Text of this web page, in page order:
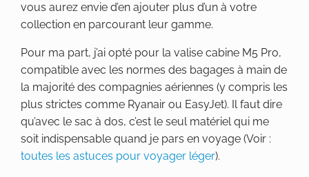
vous aurez envie d’en ajouter plus d’un à votre
collection en parcourant leur gamme.
Pour ma part, j’ai opté pour la valise cabine M5 Pro,
compatible avec les normes des bagages à main de
la majorité des compagnies aériennes (y compris les
plus strictes comme Ryanair ou EasyJet). Il faut dire
qu’avec le sac à dos, c’est le seul matériel qui me
soit indispensable quand je pars en voyage (Voir :
toutes les astuces pour voyager léger).